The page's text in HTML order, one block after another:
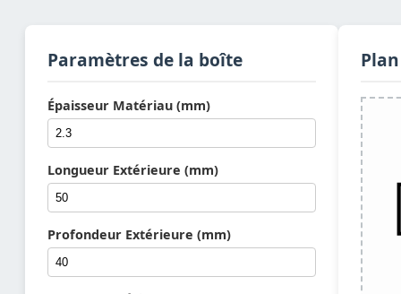
Paramètres de la boîte
Épaisseur Matériau (mm)
Longueur Extérieure (mm)
Profondeur Extérieure (mm)